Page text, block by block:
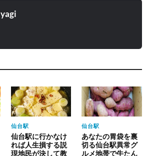
仙台駅
仙台駅に行かなけ
れば人生損する説
現地民が決して教
仙台駅
あなたの胃袋を裏
切る仙台駅異常グ
ルメ地帯で牛たん